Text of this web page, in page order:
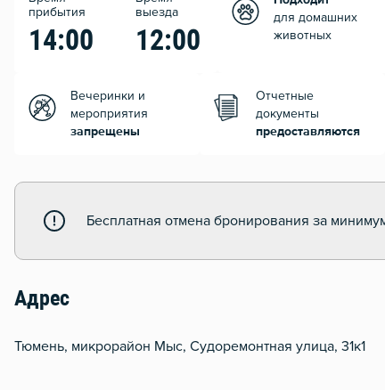
прибытия
14:00
выезда
12:00
для домашних
животных
Вечеринки и
мероприятия
запрещены
Отчетные
документы
предоставляются
Бесплатная отмена бронирования за
Адрес
Тюмень, микрорайон Мыс, Судоремонтная улица, 31к1